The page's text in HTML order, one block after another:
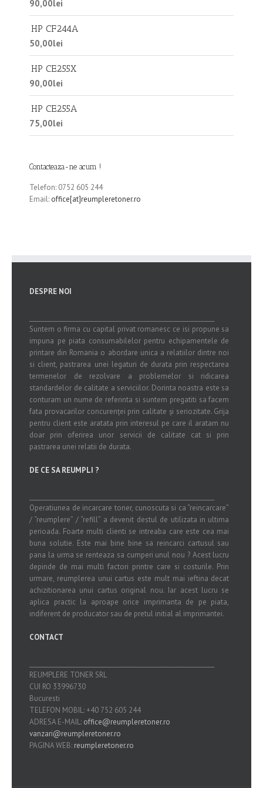
90,00lei
HP CF244A
50,00lei
HP CE255X
90,00lei
HP CE255A
75,00lei
Contacteaza-ne acum !
Telefon: 0752 605 244
Email: office[at]reumpleretoner.ro
DESPRE NOI
Suntem o firma cu capital privat romanesc ce isi propune sa
impuna pe piata consumabilelor pentru echipamentele de
printare din Romania o abordare unica a relatiilor dintre noi
si client, pastrarea unei legaturi de durata prin respectarea
termenelor de rezolvare a problemelor si ridicarea
standardelor de calitate a serviciilor. Dorinta noastra este sa
conturam un nume de referinta si suntem pregatiti sa facem
fata provacarilor concurenței prin calitate și seriozitate. Grija
pentru client este aratata prin interesul pe care il aratam nu
doar prin oferirea unor servicii de calitate cat si prin
pastrarea unei relatii de durata.
DE CE SA REUMPLI ?
Operatiunea de incarcare toner, cunoscuta si ca “reincarcare”
/ “reumplere” / “refill” a devenit destul de utilizata in ultima
perioada. Foarte multi clienti se intreaba care este cea mai
buna solutie. Este mai bine bine sa reincarci cartusul sau
pana la urma se renteaza sa cumperi unul nou ? Acest lucru
depinde de mai multi factori printre care si costurile. Prin
urmare, reumplerea unui cartus este mult mai ieftina decat
achizitionarea unui cartus original nou. Iar acest lucru se
aplica practic la aproape orice imprimanta de pe piata,
indiferent de producator sau de pretul initial al imprimantei.
CONTACT
REUMPLERE TONER SRL
CUI RO 33996730
Bucuresti
TELEFON MOBIL: +40 752 605 244
ADRESA E-MAIL: office@reumpleretoner.ro
vanzari@reumpleretoner.ro
PAGINA WEB: reumpleretoner.ro